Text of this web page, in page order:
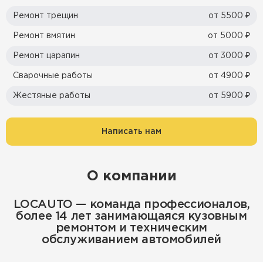
Ремонт трещин от 5500 ₽
Ремонт вмятин от 5000 ₽
Ремонт царапин от 3000 ₽
Сварочные работы от 4900 ₽
Жестяные работы от 5900 ₽
Написать нам
О компании
LOCAUTO — команда профессионалов,
более 14 лет занимающаяся кузовным
ремонтом и техническим
обслуживанием автомобилей